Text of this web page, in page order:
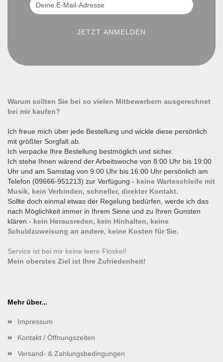
Warum sollten Sie bei so vielen Mitbewerbern ausgerechnet
bei mir kaufen?
Ich freue mich über jede Bestellung und wickle diese persönlich
mit größter Sorgfalt ab.
Ich verpacke Ihre Bestellung bestmöglich und sicher.
Ich stehe Ihnen wärend der Arbeitswoche von 8:00 Uhr bis 19:00
Uhr und am Samstag von 9:00 Uhr bis 16:00 Uhr persönlich am
Telefon (09666-951213) zur Verfügung - keine Warteschleife mit
Musik, kein Verbinden, schneller, direkter Kontakt.
Sollte doch einmal etwas der Regelung bedürfen, werde ich das
nach Möglichkeit immer in Ihrem Sinne und zu Ihren Gunsten
klären - kein Herausreden, kein Hinhalten, keine
Schuldzuweisung an andere, keine Kosten für Sie.
Service ist bei mir keine leere Floskel!
Mein oberstes Ziel ist Ihre Zufriedenheit!
Mehr über...
Impressum
Kontakt / Öffnungszeiten
Versand- & Zahlungsbedingungen